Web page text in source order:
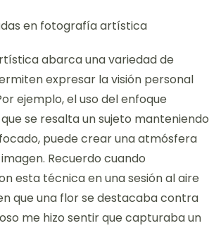
en fotografía artística
abarca una variedad de
expresar la visión personal
ejemplo, el uso del enfoque
se resalta un sujeto manteniendo
puede crear una atmósfera
Recuerdo cuando
esta técnica en una sesión al aire
que una flor se destacaba contra
me hizo sentir que capturaba un